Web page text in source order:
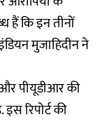
हैं कि इन तीनों
मुजाहिदीन ने
पीयूडीआर की
रिपोर्ट की